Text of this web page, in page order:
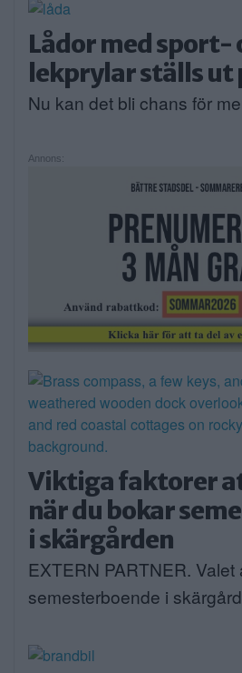
Lådor med sport-
lekprylar ställs ut
Nu kan det bli chans för
Annons:
Viktiga faktorer
när du bokar
i skärgården
EXTERN PARTNER. Valet
semesterboende i